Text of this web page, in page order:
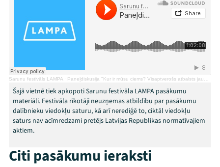
Veikals
Sarunu festivāls LAMPA · Paneļdiskusija "Kur ir mūsu ciems? Visaptverošs atbalsts jaunajām ģimenēm ar bērniem"
Šajā vietnē tiek apkopoti Sarunu festivāla LAMPA pasākumu
materiāli. Festivāla rīkotāji neuzņemas atbildību par pasākumu
dalībnieku viedokļu saturu, kā arī nerediģē to, ciktāl viedokļu
saturs nav acīmredzami pretējs Latvijas Republikas normatīvajiem
aktiem.
Citi pasākumu ieraksti